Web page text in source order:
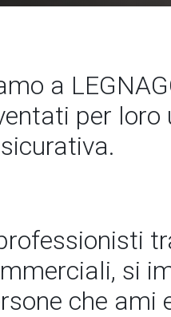
a
per loro
si
che ami